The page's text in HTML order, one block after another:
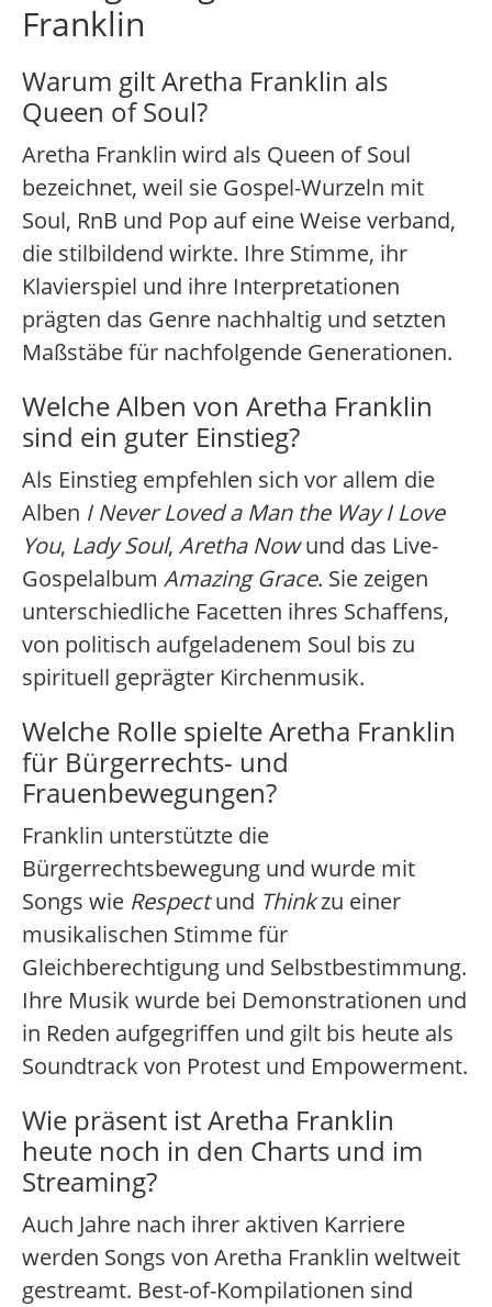
Franklin
Warum gilt Aretha Franklin als
Queen of Soul?
Aretha Franklin wird als Queen of Soul
bezeichnet, weil sie Gospel-Wurzeln mit
Soul, RnB und Pop auf eine Weise verband,
die stilbildend wirkte. Ihre Stimme, ihr
Klavierspiel und ihre Interpretationen
prägten das Genre nachhaltig und setzten
Maßstäbe für nachfolgende Generationen.
Welche Alben von Aretha Franklin
sind ein guter Einstieg?
Als Einstieg empfehlen sich vor allem die
Alben I Never Loved a Man the Way I Love
You, Lady Soul, Aretha Nowund das Live-
Gospelalbum Amazing Grace. Sie zeigen
unterschiedliche Facetten ihres Schaffens,
von politisch aufgeladenem Soul bis zu
spirituell geprägter Kirchenmusik.
Welche Rolle spielte Aretha Franklin
für Bürgerrechts- und
Frauenbewegungen?
Franklin unterstützte die
Bürgerrechtsbewegung und wurde mit
Songs wie Respectund Thinkzu einer
musikalischen Stimme für
Gleichberechtigung und Selbstbestimmung.
Ihre Musik wurde bei Demonstrationen und
in Reden aufgegriffen und gilt bis heute als
Soundtrack von Protest und Empowerment.
Wie präsent ist Aretha Franklin
heute noch in den Charts und im
Streaming?
Auch Jahre nach ihrer aktiven Karriere
werden Songs von Aretha Franklin weltweit
gestreamt. Best-of-Kompilationen sind